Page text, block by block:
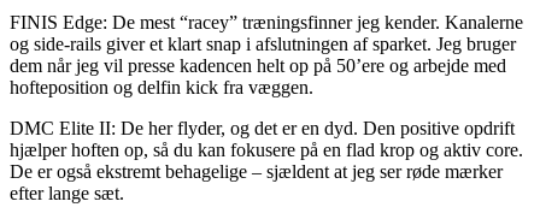
FINIS Edge: De mest “racey” træningsfinner jeg kender. Kanalerne
og side-rails giver et klart snap i afslutningen af sparket. Jeg bruger
dem når jeg vil presse kadencen helt op på 50’ere og arbejde med
hofteposition og delfin kick fra væggen.
DMC Elite II: De her flyder, og det er en dyd. Den positive opdrift
hjælper hoften op, så du kan fokusere på en flad krop og aktiv core.
De er også ekstremt behagelige – sjældent at jeg ser røde mærker
efter lange sæt.